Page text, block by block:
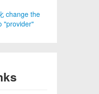
change the
"provider"